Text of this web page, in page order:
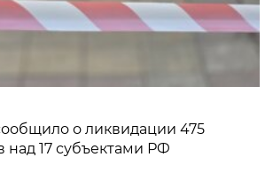
о ликвидации 475
над 17 субъектами РФ